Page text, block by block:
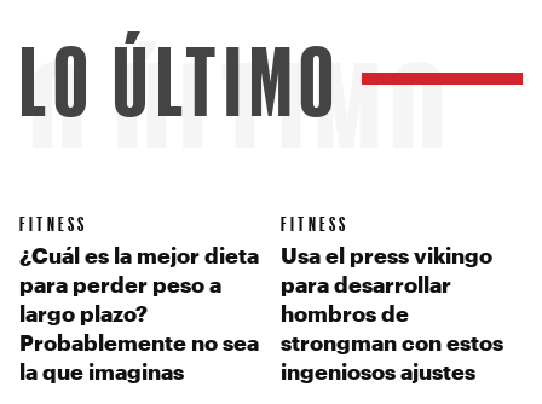
ÚLTIMO
LO ÚLTIMO
FITNESS
¿Cuál es la mejor dieta
para perder peso a
largo plazo?
Probablemente no sea
la que imaginas
FITNESS
Usa el press vikingo
para desarrollar
hombros de
strongman con estos
ingeniosos ajustes